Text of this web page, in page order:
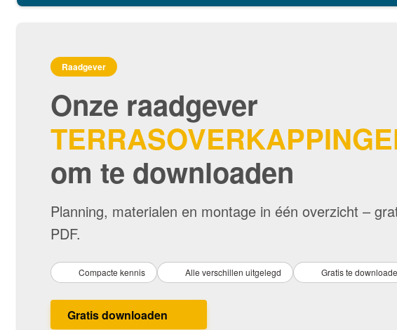
Raadgever
Onze raadgever
om te downloaden
Planning, materialen en montage in één overzicht –
PDF.
Compacte kennis Alle verschillen uitgelegd Gratis te
Gratis downloaden